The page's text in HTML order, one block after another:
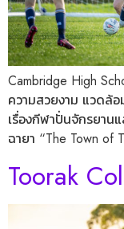
​​​​Cambridge High
ความสวยงาม แวดล้
เรื่องกีฬาปั่นจักรยาน
ฉายา “The Town of
Toorak